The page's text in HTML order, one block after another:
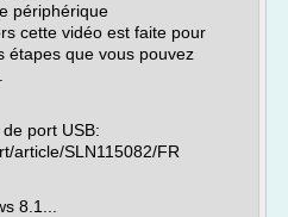
périphérique
cette vidéo est faite pour
étapes que vous pouvez
port USB:
article/SLN115082/FR
8.1...